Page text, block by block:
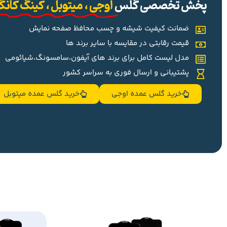
پخش تخصصی گلساوجی ، میتوبل ، کینگ
ضمانت کیفیت شیشه و چسب محافظ صفحه نمایش
قیمت رقابتی در مقایسه با سایر برند ها
مدل لیست کامل برای برند های آیفون،سامسونگ،شیائومی
پشتیبانی و ارسال فوری به سراسر کشور
خرید گلس عمده اوجی
خرید گلس عمده میتوبل